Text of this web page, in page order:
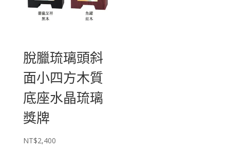
脫臘琉璃頭斜
面小四方木質
底座水晶琉璃
獎牌
NT$2,400